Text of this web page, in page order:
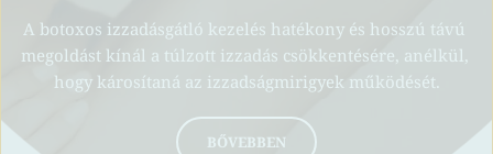
A botoxos izzadásgátló kezelés hatékony és hosszú távú
megoldást kínál a túlzott izzadás csökkentésére, anélkül,
hogy károsítaná az izzadságmirigyek működését.
BŐVEBBEN